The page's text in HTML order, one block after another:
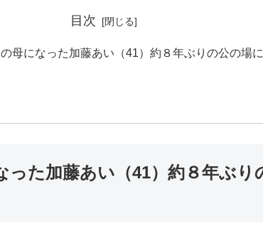
目次
の母になった加藤あい（41）約８年ぶりの公の場
った加藤あい（41）約８年ぶり